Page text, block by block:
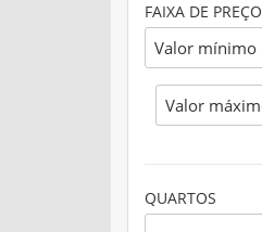
FAIXA DE PREÇO
QUARTOS